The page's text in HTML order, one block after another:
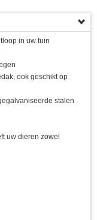
in uw tuin
ook geschikt op
stalen
uw dieren zowel